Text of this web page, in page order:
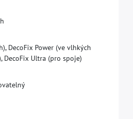
h
h), DecoFix Power (ve vlhkých
, DecoFix Ultra (pro spoje)
vatelný